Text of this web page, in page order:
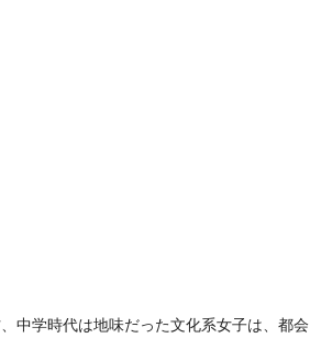
中学時代は地味だった文化系女子は、都会